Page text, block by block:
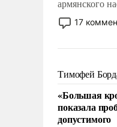
армянского
политические
безусловно
где Еревану
нужно
17
Тимофей
«Большая
показала
допустимого